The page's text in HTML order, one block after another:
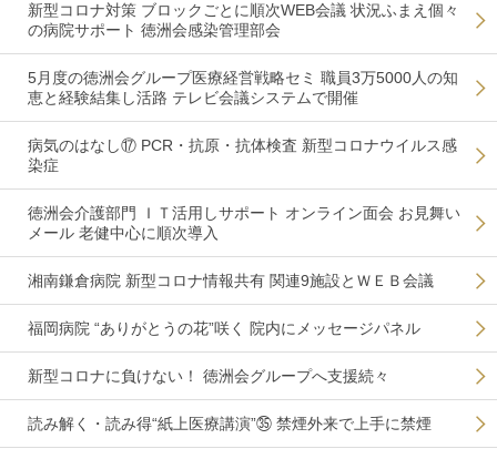
新型コロナ対策 ブロックごとに順次WEB会議 状況ふまえ個々
の病院サポート 徳洲会感染管理部会
5月度の徳洲会グループ医療経営戦略セミ 職員3万5000人の知
恵と経験結集し活路 テレビ会議システムで開催
病気のはなし⑰ PCR・抗原・抗体検査 新型コロナウイルス感
染症
徳洲会介護部門 ＩＴ活用しサポート オンライン面会 お見舞い
メール 老健中心に順次導入
湘南鎌倉病院 新型コロナ情報共有 関連9施設とＷＥＢ会議
福岡病院 “ありがとうの花”咲く 院内にメッセージパネル
新型コロナに負けない！ 徳洲会グループへ支援続々
読み解く・読み得“紙上医療講演”㉟ 禁煙外来で上手に禁煙